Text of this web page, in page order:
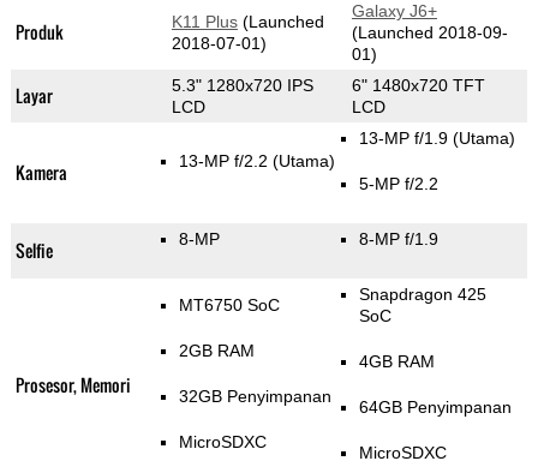
Produk K11 Plus(Launched
2018-07-01)
Galaxy J6+
(Launched 2018-09-
01)
Layar
5.3" 1280x720 IPS
LCD
6" 1480x720 TFT
LCD
Kamera 13-MP f/2.2 (Utama)
13-MP f/1.9 (Utama)
5-MP f/2.2
Selfie 8-MP 8-MP f/1.9
Prosesor, Memori
MT6750 SoC
2GB RAM
32GB Penyimpanan
MicroSDXC
Snapdragon 425
SoC
4GB RAM
64GB Penyimpanan
MicroSDXC